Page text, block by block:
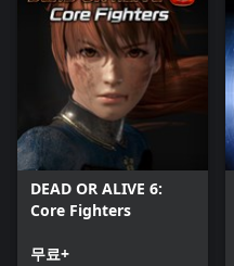
DEAD OR ALIVE 6:
Core Fighters
무료+